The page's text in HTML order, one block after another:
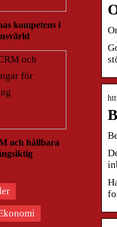
kompetens i
och hållbara